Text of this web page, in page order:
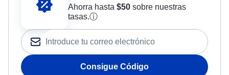
Ahorra hasta $50sobre nuestras
tasas.ⓘ
Consigue Código